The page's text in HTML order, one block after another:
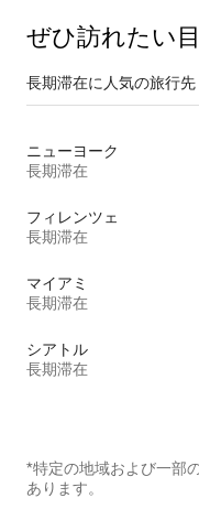
ぜひ訪⁠れ⁠た⁠い
長期滞在に人気の旅行先
ニューヨーク
長期滞在
フィレンツェ
長期滞在
マイアミ
長期滞在
シアトル
長期滞在
*特定の地域および一部
あります。